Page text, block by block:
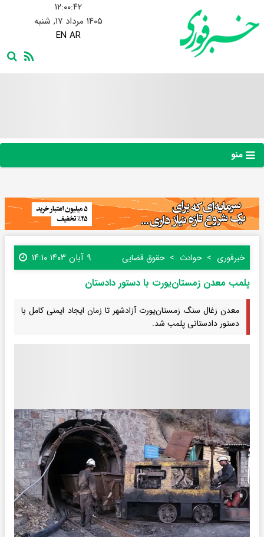
۱۲:۰۰:۴۳
۱۴۰۵ مرداد ۱۷, شنبه
EN AR
منو
خبرفوری حوادث حقوق قضایی ۹ آبان ۱۴۰۳ ۱۴:۱۰
پلمب معدن زمستان‌یورت با دستور دادستان
معدن زغال سنگ زمستان‌یورت آزادشهر تا زمان ایجاد ایمنی کامل با
دستور دادستانی پلمب شد.